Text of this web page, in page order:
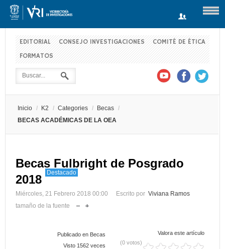
EDITORIAL CONSEJO INVESTIGACIONES
COMITÉ DE ÉTICA
FORMATOS
Inicio / K2 / Categories / Becas /
BECAS ACADÉMICAS DE LA OEA
Becas Fulbright de Posgrado
2018
Destacado
Miércoles, 21 Febrero 2018 00:00 Escrito por Viviana Ramos
tamaño de la fuente
Publicado en Becas
Visto 1562 veces
Valora este artículo
(0 votos)
Usuario
Recuérdeme
Log in with Facebook